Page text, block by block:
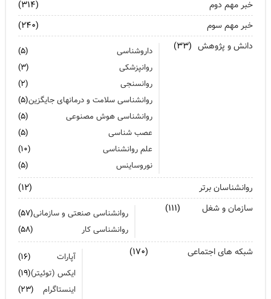
جنگ اضطراب با مواد خوراکی
اضطراب را برای خود پر رنگ نکنید
خبر مهم دوم
(۳۱۴)
خبر مهم سوم
(۲۴۰)
دانش و پژوهش (۳۳) داروشناسی
(۵)
روانپزشکی
(۳)
روانسنجی
(۲)
روانشناسی سلامت و درمانهای جایگزین(۵)
روانشناسی هوش مصنوعی
(۵)
عصب شناسی
(۵)
علم روانشناسی
(۱۰)
نوروساینس
(۵)
روانشناسان برتر
(۱۲)
سازمان و شغل
(۱۱۱) روانشناسی صنعتی و سازمانی(۵۷)
روانشناسی کار
(۵۸)
شبکه های اجتماعی (۱۷۰) آپارات
(۱۶)
ایکس (توئیتر)(۱۹)
اینستاگرام
(۲۳)